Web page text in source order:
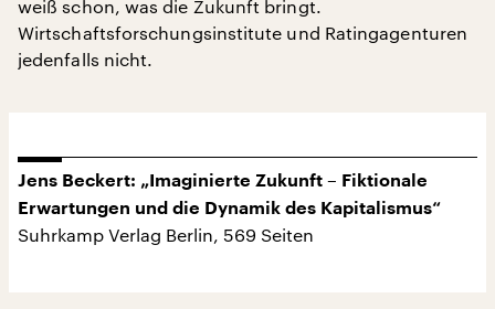
weiß schon, was die Zukunft bringt.
Wirtschaftsforschungsinstitute und Ratingagenturen
jedenfalls nicht.
Jens Beckert: „Imaginierte Zukunft – Fiktionale
Erwartungen und die Dynamik des Kapitalismus“
Suhrkamp Verlag Berlin, 569 Seiten